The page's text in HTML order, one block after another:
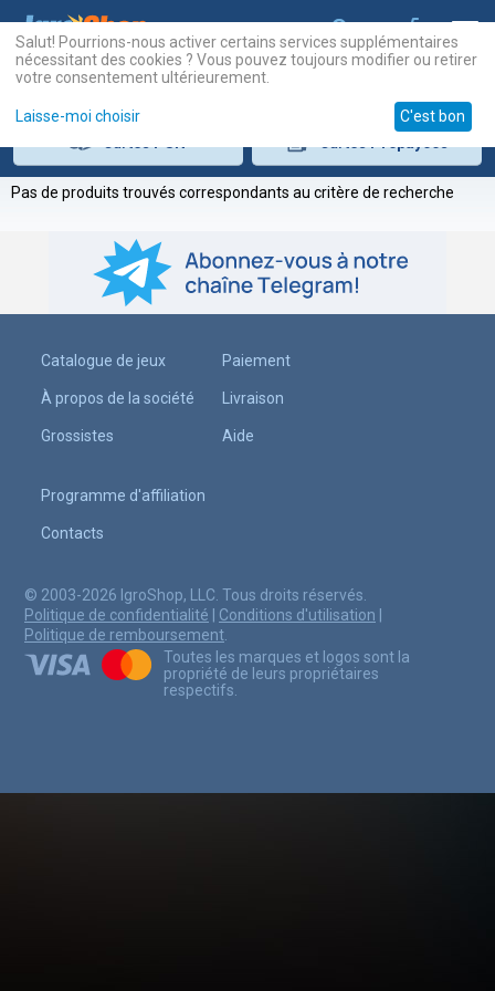
Pas de produits trouvés correspondants au critère de recherche
Catalogue de jeux
À propos de la société
Grossistes
Paiement
Livraison
Aide
Programme d'affiliation
Contacts
© 2003-2026 IgroShop, LLC. Tous droits réservés.
Politique de confidentialité
Conditions d'utilisation
Politique de remboursement
Toutes les marques et logos sont la
propriété de leurs propriétaires
respectifs.
Salut! Pourrions-nous activer certains services supplémentaires
nécessitant des cookies ? Vous pouvez toujours modifier ou retirer
votre consentement ultérieurement.
Laisse-moi choisir C'est bon